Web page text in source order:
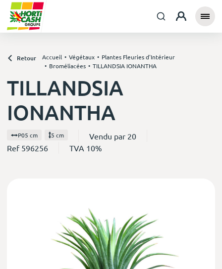
Retour Accueil Végétaux
Plantes Fleuries d'Intérieur
Broméliacées
TILLANDSIA IONANTHA
TILLANDSIA
IONANTHA
P05 cm 5 cm
Vendu par 20
Ref 596256
TVA 10%